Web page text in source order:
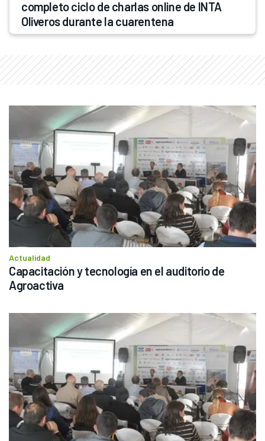
completo ciclo de charlas online de INTA
Oliveros durante la cuarentena
Actualidad
Capacitación y tecnología en el auditorio de
Agroactiva